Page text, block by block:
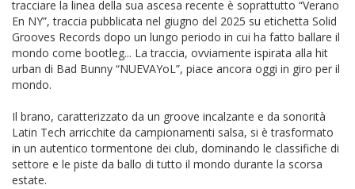
tracciare la linea della sua ascesa recente è soprattutto “Verano
En NY”, traccia pubblicata nel giugno del 2025 su etichetta Solid
Grooves Records dopo un lungo periodo in cui ha fatto ballare il
mondo come bootleg... La traccia, ovviamente ispirata alla hit
urban di Bad Bunny “NUEVAYoL”, piace ancora oggi in giro per il
mondo.
Il brano, caratterizzato da un groove incalzante e da sonorità
Latin Tech arricchite da campionamenti salsa, si è trasformato
in un autentico tormentone dei club, dominando le classifiche di
settore e le piste da ballo di tutto il mondo durante la scorsa
estate.